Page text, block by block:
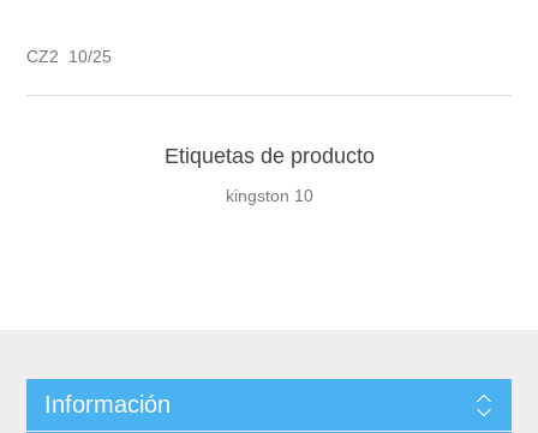
CZ2 10/25
Etiquetas de producto
kingston 10
Información